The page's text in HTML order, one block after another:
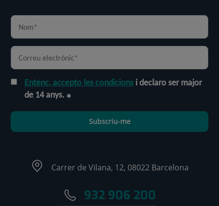
Entenc, accepto les condicions i declaro ser major
de 14 anys.
Subscriu-me
Carrer de Vilana, 12, 08022 Barcelona
932 906 200